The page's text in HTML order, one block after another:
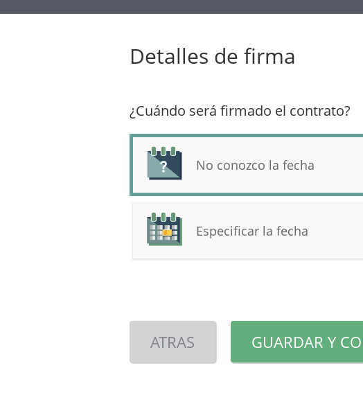
Detalles de firma
¿Cuándo será firmado el contrato?
No conozco la fecha
Especificar la fecha
ATRAS GUARDAR Y